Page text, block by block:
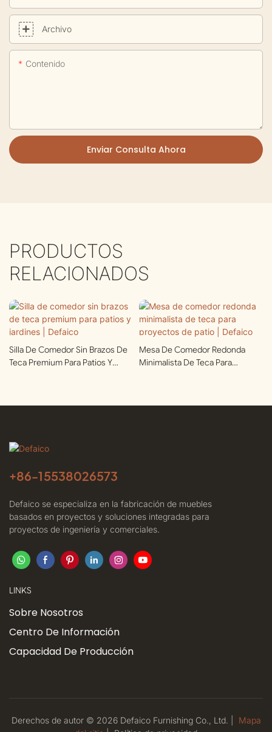
Archivo
Contenido
Enviar Consulta Ahora
PRODUCTOS
RELACIONADOS
Silla De Comedor Sin Brazos De
Teca Premium Para Patios Y
Mesa De Comedor Redonda
Minimalista De Teca Para
+86-15538026573
Defaico se especializa en la fabricación de muebles
basados ​​en proyectos y soluciones integradas para
proyectos de ingeniería y comerciales.
LINKS
Sobre Nosotros
Centro De Información
Capacidad De Producción
Derechos de autor © 2026 Defaico Furnishing Co., Ltd. |
Mapa